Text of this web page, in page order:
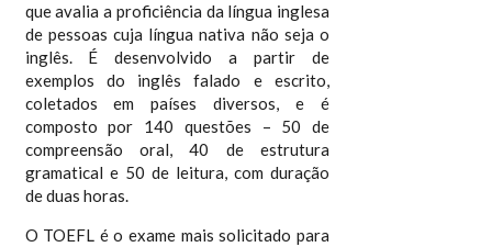
que avalia a proficiência da língua inglesa
de pessoas cuja língua nativa não seja o
inglês. É desenvolvido a partir de
exemplos do inglês falado e escrito,
coletados em países diversos, e é
composto por 140 questões – 50 de
compreensão oral, 40 de estrutura
gramatical e 50 de leitura, com duração
de duas horas.
O TOEFL é o exame mais solicitado para